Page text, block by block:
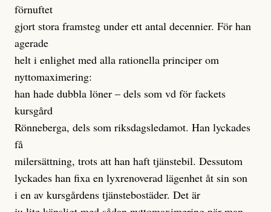
förnuftet
gjort stora framsteg under ett antal decennier. För han
agerade
helt i enlighet med alla rationella principer om
nyttomaximering:
han hade dubbla löner – dels som vd för fackets
kursgård
Rönneberga, dels som riksdagsledamot. Han lyckades
få
milersättning, trots att han haft tjänstebil. Dessutom
lyckades han fixa en lyxrenoverad lägenhet åt sin son
i en av kursgårdens tjänstebostäder. Det är